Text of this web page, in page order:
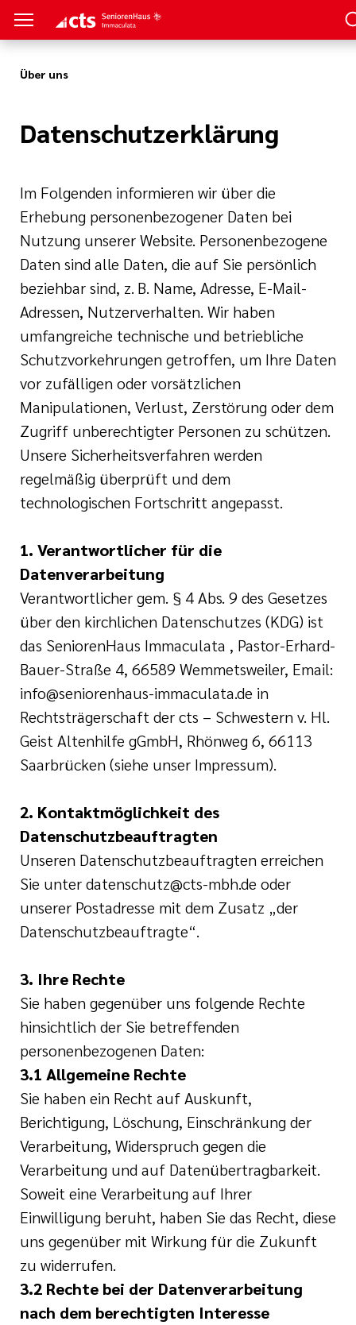
cts
II
Über uns
Datenschutzerklärung
Im Folgenden informieren wir über die
Erhebung personenbezogener Daten bei
Nutzung unserer Website. Personenbezogene
Daten sind alle Daten, die auf Sie persönlich
beziehbar sind, z. B. Name, Adresse, E-Mail-
Adressen, Nutzerverhalten. Wir haben
umfangreiche technische und betriebliche
Schutzvorkehrungen getroffen, um Ihre Daten
vor zufälligen oder vorsätzlichen
Manipulationen, Verlust, Zerstörung oder dem
Zugriff unberechtigter Personen zu schützen.
Unsere Sicherheitsverfahren werden
regelmäßig überprüft und dem
technologischen Fortschritt angepasst.
1. Verantwortlicher für die
Datenverarbeitung
Verantwortlicher gem. § 4 Abs. 9 des Gesetzes
über den kirchlichen Datenschutzes (KDG) ist
das SeniorenHaus Immaculata , Pastor-Erhard-
Bauer-Straße 4, 66589 Wemmetsweiler, Email:
info@seniorenhaus-immaculata.de in
Rechtsträgerschaft der cts – Schwestern v. Hl.
Geist Altenhilfe gGmbH, Rhönweg 6, 66113
Saarbrücken (siehe unser Impressum).
2. Kontaktmöglichkeit des
Datenschutzbeauftragten
Unseren Datenschutzbeauftragten erreichen
Sie unter datenschutz@cts-mbh.de oder
unserer Postadresse mit dem Zusatz „der
Datenschutzbeauftragte“.
3. Ihre Rechte
Sie haben gegenüber uns folgende Rechte
hinsichtlich der Sie betreffenden
personenbezogenen Daten:
3.1 Allgemeine Rechte
Sie haben ein Recht auf Auskunft,
Berichtigung, Löschung, Einschränkung der
Verarbeitung, Widerspruch gegen die
Verarbeitung und auf Datenübertragbarkeit.
Soweit eine Verarbeitung auf Ihrer
Einwilligung beruht, haben Sie das Recht, diese
uns gegenüber mit Wirkung für die Zukunft
zu widerrufen.
3.2 Rechte bei der Datenverarbeitung
nach dem berechtigten Interesse